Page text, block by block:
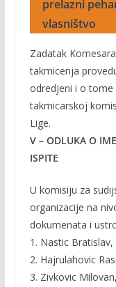
prelazni
vlasništvo
Zadatak
takmicenja
odredjeni i o tome
takmicarskoj
Lige.
V – ODLUKA O
ISPITE
U komisiju za
organizacije na
dokumenata i
1. Nastic
2. Hajrulahovic
3. Zivkovic